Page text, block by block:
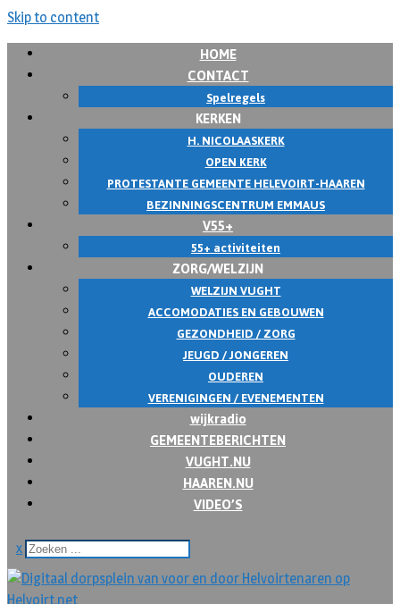
Skip to content
HOME
CONTACT
Spelregels
KERKEN
H. NICOLAASKERK
OPEN KERK
PROTESTANTE GEMEENTE HELEVOIRT-HAAREN
BEZINNINGSCENTRUM EMMAUS
V55+
55+ activiteiten
ZORG/WELZIJN
WELZIJN VUGHT
ACCOMODATIES EN GEBOUWEN
GEZONDHEID / ZORG
JEUGD / JONGEREN
OUDEREN
VERENIGINGEN / EVENEMENTEN
wijkradio
GEMEENTEBERICHTEN
VUGHT.NU
HAAREN.NU
VIDEO’S
x